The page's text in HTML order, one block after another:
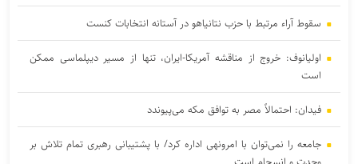
سقوط آراء مرتبط با حزب نتانیاهو در آستانه انتخابات کنست
اولیانوف: خروج از مناقشه آمریکا-ایران، تنها از مسیر دیپلماسی ممکن
است
فیدان: احتمالاً مصر به توافق مکه می‌پیوندد
جامعه را نمی‌توان با امرونهی اداره کرد/ با پشتیبانی رهبری تمام تلاش بر